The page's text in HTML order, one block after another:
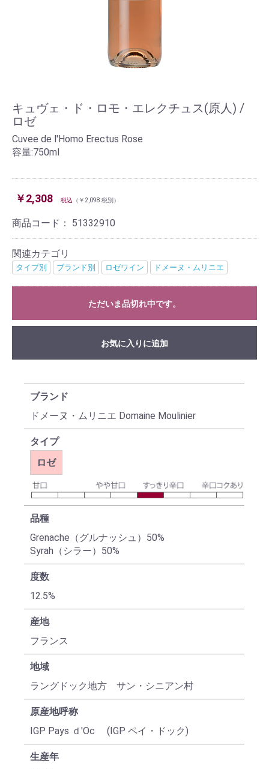
キュヴェ・ド・ロモ・エレクチュス(原人) /
ロゼ
Cuvee de l'Homo Erectus Rose
容量:750ml
￥2,308 税込 （￥2,098 税別）
商品コード： 51332910
関連カテゴリ
タイプ別 ブランド別 ロゼワイン ドメーヌ・ムリニエ
ただいま品切れ中です。
お気に入りに追加
ブランド
ドメーヌ・ムリニエ Domaine Moulinier
タイプ
ロゼ
品種
Grenache（グルナッシュ）50%
Syrah（シラー）50%
度数
12.5%
産地
フランス
地域
ラングドック地方 サン・シニアン村
原産地呼称
IGP Pays ｄ'Oc (IGP ペイ・ドック)
生産年